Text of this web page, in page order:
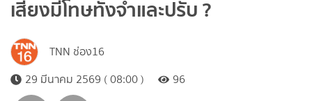
เสี่ยงมีโทษทั้งจำและปรับ ?
TNN ช่อง16
29 มีนาคม 2569 ( 08:00 )
96